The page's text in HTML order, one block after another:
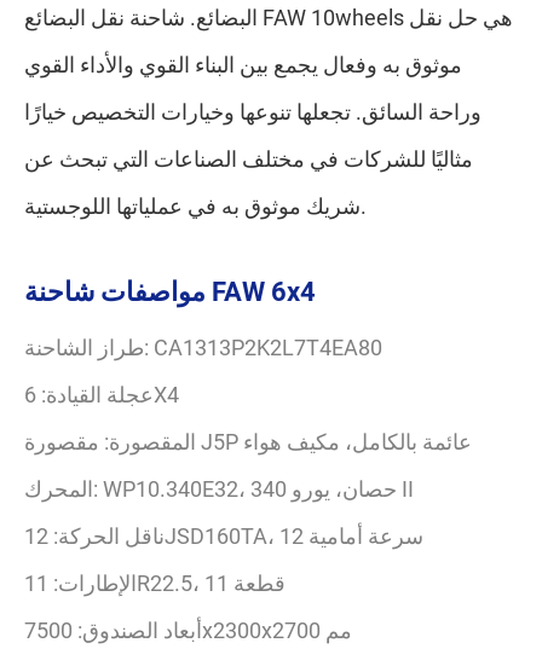
البضائع. شاحنة نقل البضائع FAW 10wheels هي حل نقل
موثوق به وفعال يجمع بين البناء القوي والأداء القوي
وراحة السائق. تجعلها تنوعها وخيارات التخصيص خيارًا
مثاليًا للشركات في مختلف الصناعات التي تبحث عن
شريك موثوق به في عملياتها اللوجستية.
مواصفات شاحنة FAW 6x4
طراز الشاحنة: CA1313P2K2L7T4EA80
عجلة القيادة: 6X4
المقصورة: مقصورة J5P عائمة بالكامل، مكيف هواء
المحرك: WP10.340E32، 340 حصان، يورو II
ناقل الحركة: 12JSD160TA، 12 سرعة أمامية
الإطارات: 11R22.5، 11 قطعة
أبعاد الصندوق: 7500x2300x2700 مم